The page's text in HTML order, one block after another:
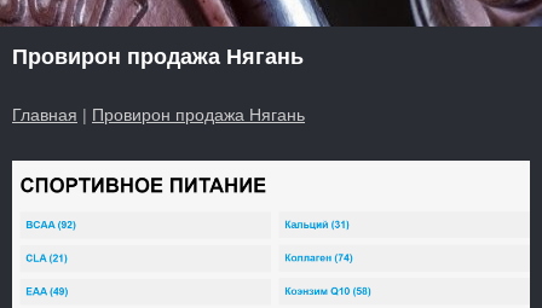
Провирон продажа Нягань
Главная | Провирон продажа Нягань